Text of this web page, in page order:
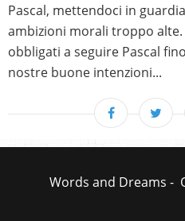
Pascal, mettendoci in
ambizioni morali troppo alte.
obbligati a seguire Pascal
nostre buone intenzioni...
Words and Dreams -